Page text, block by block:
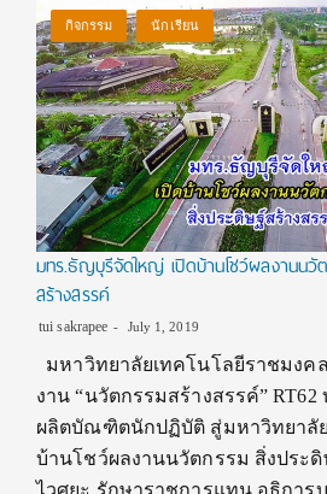
กิจกรรม นักเรียน
มทร.ธัญบุรีจัดใหญ่ เปิดบ้านโชว์ผลงานนวั
สร้างสรรค์
tui sakrapee July 1, 2019
มหาวิทยาลัยเทคโนโลยีราชมงค
งาน “นวัตกรรมสร้างสรรค์”
ผลิตบัณฑิตนักปฏิบัติ สู่มหาวิทยาลั
บ้านโชว์ผลงานนวัตกรรม สิ่งประ